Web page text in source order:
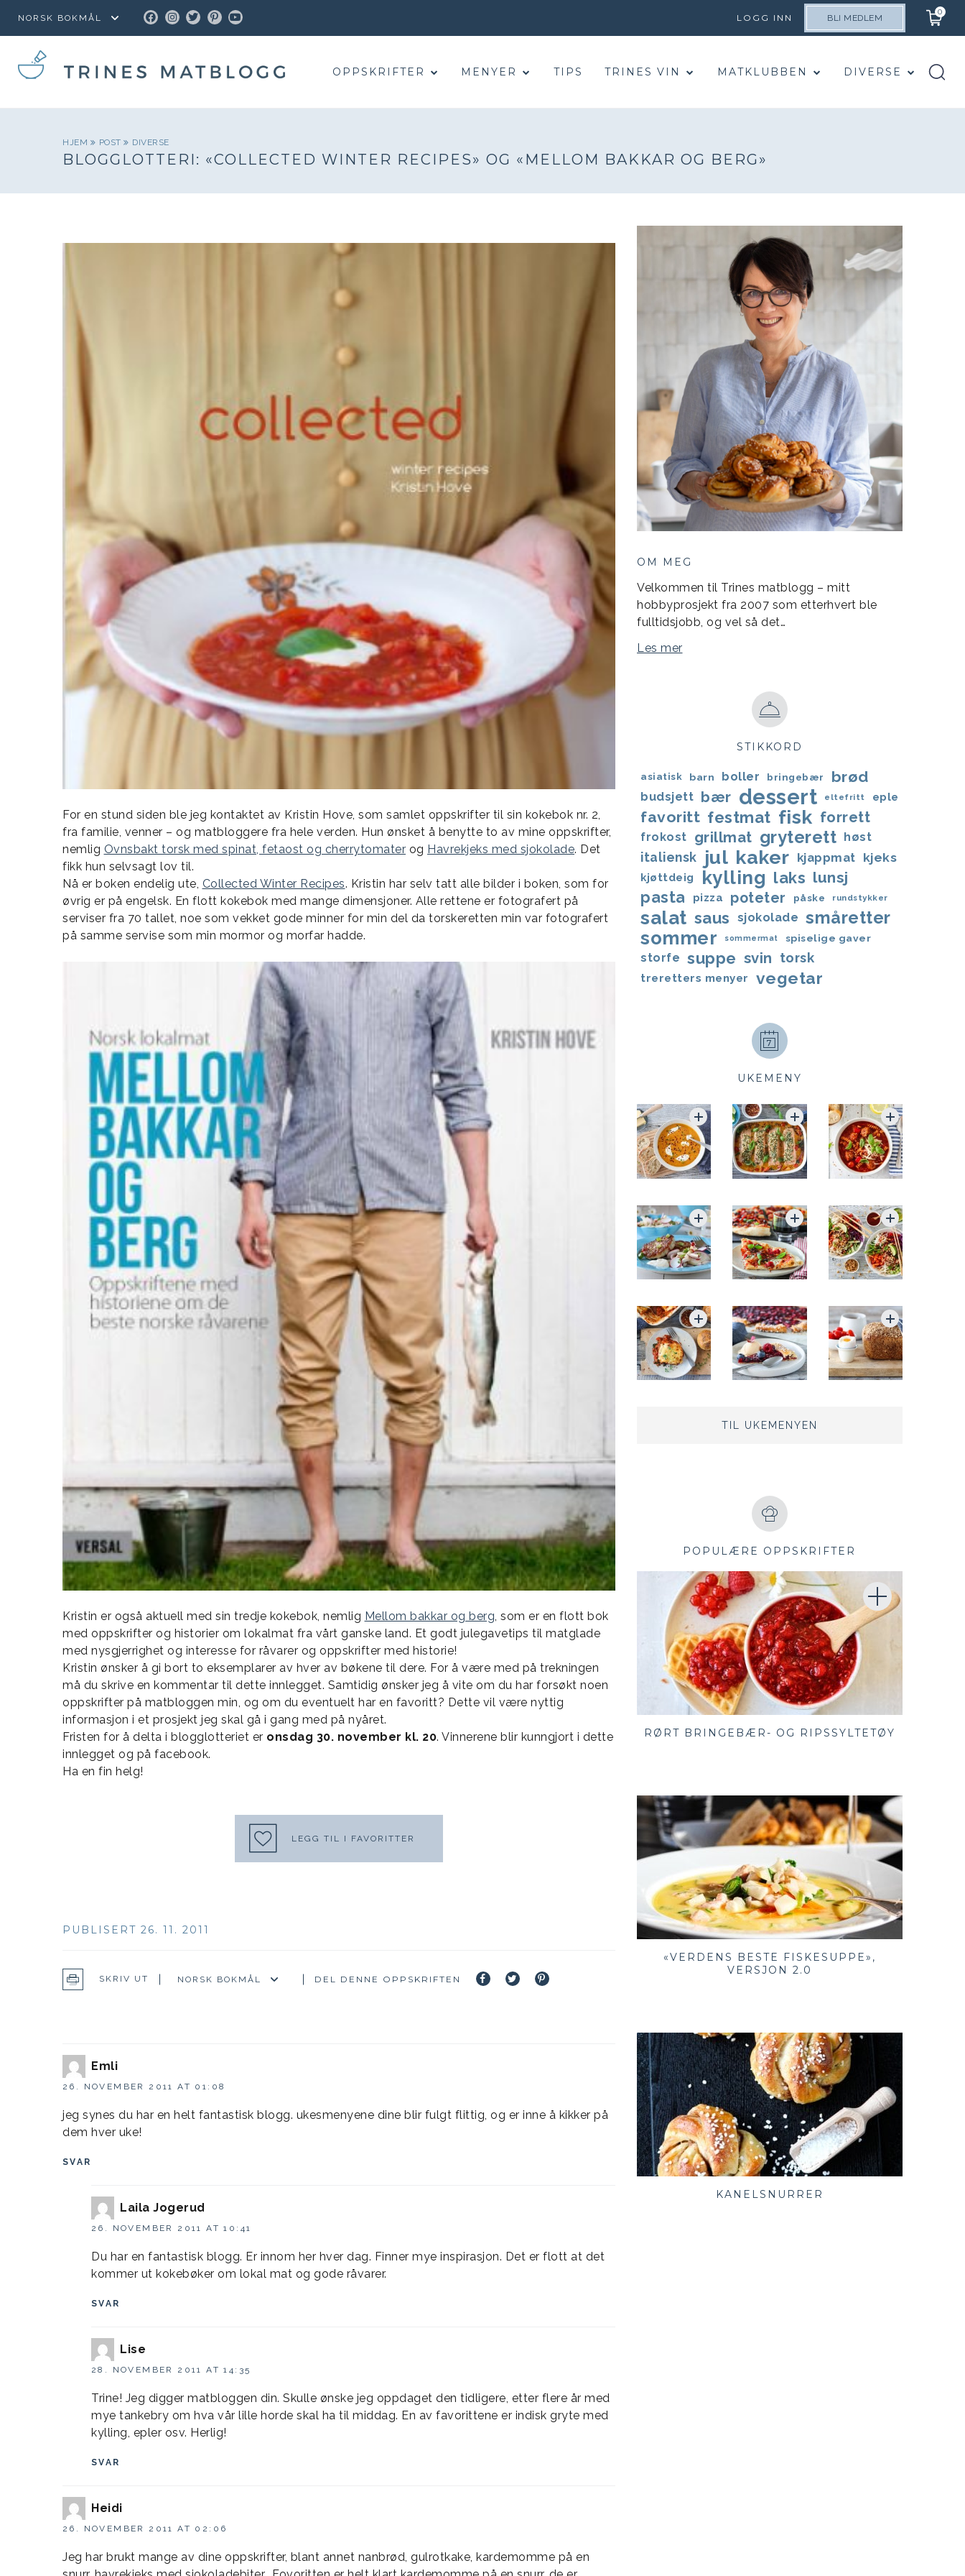
FACEBOOK
INSTAGRAM
TWITTER
PINTEREST
YOUTUBE LOGG INN BLI MEDLEM
0
OPPSKRIFTER MENYER TIPS TRINES VIN MATKLUBBEN DIVERSE
HJEM POST DIVERSE
BLOGGLOTTERI: «COLLECTED WINTER RECIPES» OG «MELLOM BAKKAR OG BERG»
For en stund siden ble jeg kontaktet av Kristin Hove, som samlet oppskrifter til sin kokebok nr. 2,
fra familie, venner – og matbloggere fra hele verden. Hun ønsket å benytte to av mine oppskrifter,
nemlig Ovnsbakt torsk med spinat, fetaost og cherrytomater og Havrekjeks med sjokolade. Det
fikk hun selvsagt lov til.
Nå er boken endelig ute, Collected Winter Recipes. Kristin har selv tatt alle bilder i boken, som for
øvrig er på engelsk. En flott kokebok med mange dimensjoner. Alle rettene er fotografert på
serviser fra 70 tallet, noe som vekket gode minner for min del da torskeretten min var fotografert
på samme servise som min mormor og morfar hadde.
Kristin er også aktuell med sin tredje kokebok, nemlig Mellom bakkar og berg, som er en flott bok
med oppskrifter og historier om lokalmat fra vårt ganske land. Et godt julegavetips til matglade
med nysgjerrighet og interesse for råvarer og oppskrifter med historie!
Kristin ønsker å gi bort to eksemplarer av hver av bøkene til dere. For å være med på trekningen
må du skrive en kommentar til dette innlegget. Samtidig ønsker jeg å vite om du har forsøkt noen
oppskrifter på matbloggen min, og om du eventuelt har en favoritt? Dette vil være nyttig
informasjon i et prosjekt jeg skal gå i gang med på nyåret.
Fristen for å delta i blogglotteriet er onsdag 30. november kl. 20. Vinnerene blir kunngjort i dette
innlegget og på facebook.
Ha en fin helg!
LEGG TIL I FAVORITTER
PUBLISERT 26. 11. 2011
SKRIV UT DEL DENNE OPPSKRIFTEN
Emli
26. NOVEMBER 2011 AT 01:08
jeg synes du har en helt fantastisk blogg. ukesmenyene dine blir fulgt flittig, og er inne å kikker på
dem hver uke!
SVAR
Laila Jogerud
26. NOVEMBER 2011 AT 10:41
Du har en fantastisk blogg. Er innom her hver dag. Finner mye inspirasjon. Det er flott at det
kommer ut kokebøker om lokal mat og gode råvarer.
SVAR
Lise
28. NOVEMBER 2011 AT 14:35
Trine! Jeg digger matbloggen din. Skulle ønske jeg oppdaget den tidligere, etter flere år med
mye tankebry om hva vår lille horde skal ha til middag. En av favorittene er indisk gryte med
kylling, epler osv. Herlig!
SVAR
Heidi
26. NOVEMBER 2011 AT 02:06
Jeg har brukt mange av dine oppskrifter, blant annet nanbrød, gulrotkake, kardemomme på en
OM MEG
Velkommen til Trines matblogg – mitt
hobbyprosjekt fra 2007 som etterhvert ble
fulltidsjobb, og vel så det…
Les mer
STIKKORD
asiatisk barn boller bringebær brød
budsjett bær dessert eltefritt eple
favoritt festmat fisk forrett
frokost grillmat gryterett høst
italiensk jul kaker kjappmat kjeks
kjøttdeig kylling laks lunsj
pasta
pizza poteter påske rundstykker
salat saus sjokolade småretter
sommer sommermat spiselige gaver
storfe suppe svin torsk
treretters menyer vegetar
UKEMENY
TIL UKEMENYEN
POPULÆRE OPPSKRIFTER
RØRT BRINGEBÆR- OG RIPSSYLTETØY
«VERDENS BESTE FISKESUPPE»,
VERSJON 2.0
KANELSNURRER